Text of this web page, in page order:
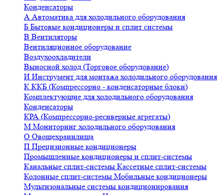
Конденсаторы
А Автоматика для холодильного оборудования
Б Бытовые кондиционеры и сплит системы
В Вентиляторы
Вентиляционное оборудование
Воздухоохладители
Выносной холод (Торговое оборудование)
И Инструмент для монтажа холодильного оборудования
К ККБ (Компрессорно - конденсаторные блоки)
Комплектующие для холодильного оборудования
Конденсаторы
КРА (Компрессорно-ресиверные агрегаты)
М Мониторинг холодильного оборудования
О Овощехранилища
П Прецизионные кондиционеры
Промышленные кондиционеры и сплит-системы
Канальные сплит-системы Кассетные сплит-системы
Колонные сплит-системы Мобильные кондиционеры
Мультизональные системы кондиционирования